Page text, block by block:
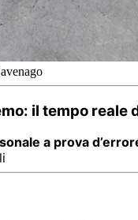
il tempo reale
a prova